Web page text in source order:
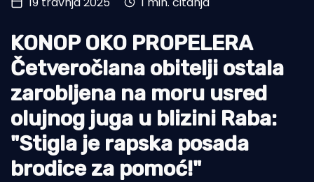
Ekologija
Tradicija i kultura
KONOP OKO PROPELERA
Četveročlana obitelji ostala
zarobljena na moru usred
olujnog juga u blizini Raba:
"Stigla je rapska posada
brodice za pomoć!"